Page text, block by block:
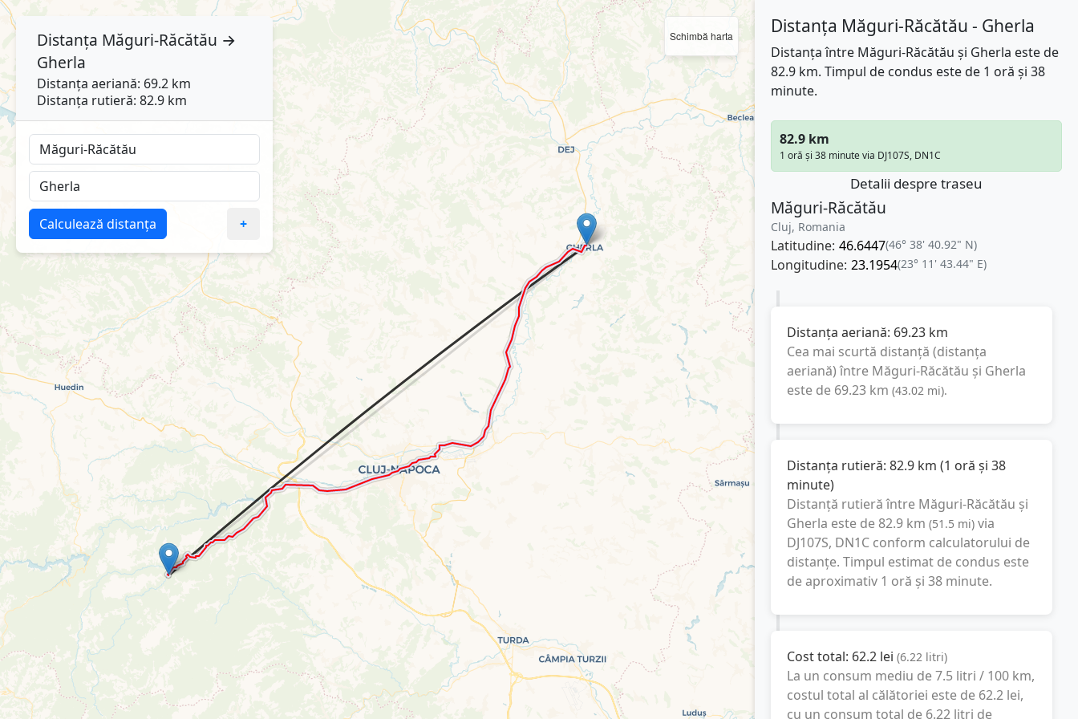
Schimbă harta Distanța Măguri-Răcătău - Gherla
Distanța între Măguri-Răcătău și Gherla este de
82.9 km. Timpul de condus este de 1 oră și 38
minute.
82.9 km
1 oră și 38 minute via DJ107S, DN1C
Detalii despre traseu
Măguri-Răcătău
Cluj, Romania
Latitudine: 46.6447(46° 38' 40.92" N)
Longitudine: 23.1954(23° 11' 43.44" E)
Distanța aeriană: 69.23 km
Cea mai scurtă distanță (distanța
aeriană) între Măguri-Răcătău și Gherla
este de 69.23 km (43.02 mi).
Distanța rutieră: 82.9 km (1 oră și 38
minute)
Distanță rutieră între Măguri-Răcătău și
Gherla este de 82.9 km (51.5 mi) via
DJ107S, DN1Cconform calculatorului de
distanțe. Timpul estimat de condus este
de aproximativ 1 oră și 38 minute.
Cost total: 62.2 lei (6.22 litri)
La un consum mediu de7.5 litri / 100 km,
costul total al călătoriei este de 62.2 lei,
cu un consum total de 6.22 litri de
Distanța Măguri-Răcătău →
Gherla
Distanța aeriană: 69.2 km
Distanța rutieră: 82.9 km
Calculează distanța +